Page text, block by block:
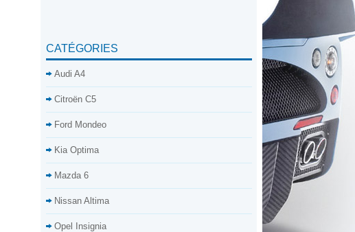
CATÉGORIES
Audi A4
Citroën C5
Ford Mondeo
Kia Optima
Mazda 6
Nissan Altima
Opel Insignia